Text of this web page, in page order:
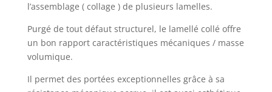
l’assemblage ( collage ) de plusieurs lamelles.
Purgé de tout défaut structurel, le lamellé collé offre
un bon rapport caractéristiques mécaniques / masse
volumique.
Il permet des portées exceptionnelles grâce à sa